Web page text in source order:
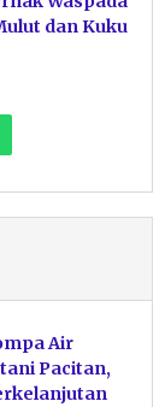
dan Kuku
Air
Pacitan,